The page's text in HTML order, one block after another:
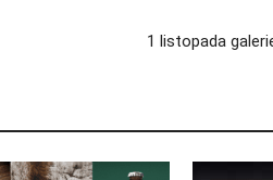
1 listopada